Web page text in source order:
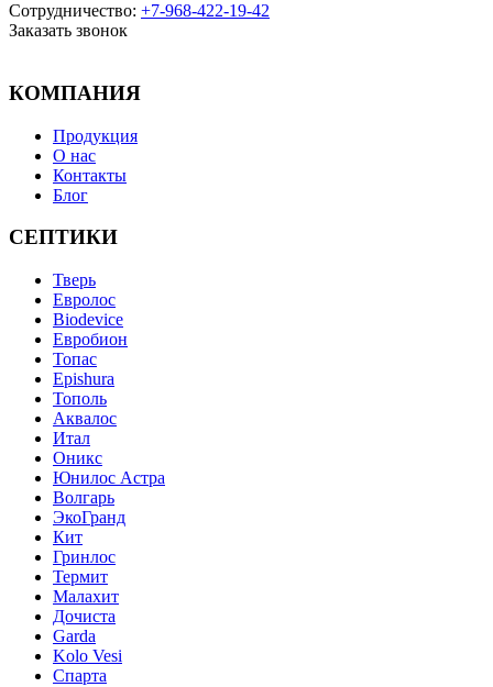
Сотрудничество: +7-968-422-19-42
Заказать звонок
КОМПАНИЯ
Продукция
О нас
Контакты
Блог
СЕПТИКИ
Тверь
Евролос
Biodevice
Евробион
Топас
Epishura
Тополь
Аквалос
Итал
Оникс
Юнилос Астра
Волгарь
ЭкоГранд
Кит
Гринлос
Термит
Малахит
Дочиста
Garda
Kolo Vesi
Спарта